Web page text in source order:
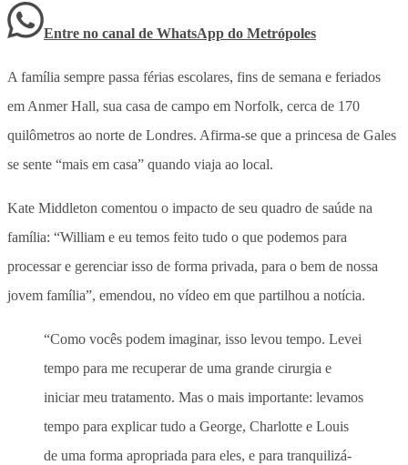
Entre no canal de WhatsApp do Metrópoles
A família sempre passa férias escolares, fins de semana e feriados
em Anmer Hall, sua casa de campo em Norfolk, cerca de 170
quilômetros ao norte de Londres. Afirma-se que a princesa de Gales
se sente “mais em casa” quando viaja ao local.
Kate Middleton comentou o impacto de seu quadro de saúde na
família: “William e eu temos feito tudo o que podemos para
processar e gerenciar isso de forma privada, para o bem de nossa
jovem família”, emendou, no vídeo em que partilhou a notícia.
“Como vocês podem imaginar, isso levou tempo. Levei
tempo para me recuperar de uma grande cirurgia e
iniciar meu tratamento. Mas o mais importante: levamos
tempo para explicar tudo a George, Charlotte e Louis
de uma forma apropriada para eles, e para tranquilizá-